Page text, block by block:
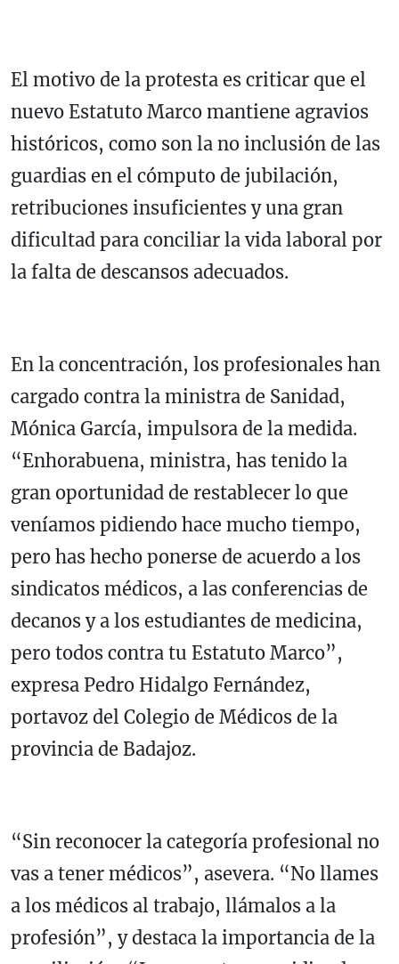
El motivo de la protesta es criticar que el
nuevo Estatuto Marco mantiene agravios
históricos, como son la no inclusión de las
guardias en el cómputo de jubilación,
retribuciones insuficientes y una gran
dificultad para conciliar la vida laboral por
la falta de descansos adecuados.
En la concentración, los profesionales han
cargado contra la ministra de Sanidad,
Mónica García, impulsora de la medida.
“Enhorabuena, ministra, has tenido la
gran oportunidad de restablecer lo que
veníamos pidiendo hace mucho tiempo,
pero has hecho ponerse de acuerdo a los
sindicatos médicos, a las conferencias de
decanos y a los estudiantes de medicina,
pero todos contra tu Estatuto Marco”,
expresa Pedro Hidalgo Fernández,
portavoz del Colegio de Médicos de la
provincia de Badajoz.
“Sin reconocer la categoría profesional no
vas a tener médicos”, asevera. “No llames
a los médicos al trabajo, llámalos a la
profesión”, y destaca la importancia de la